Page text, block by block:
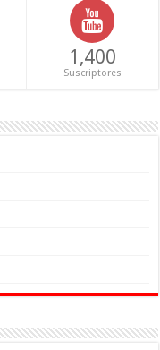
1,400
Suscriptores